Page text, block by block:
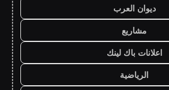
ديوان العرب
مشاريع
اعلانات باك لينك
الرياضية